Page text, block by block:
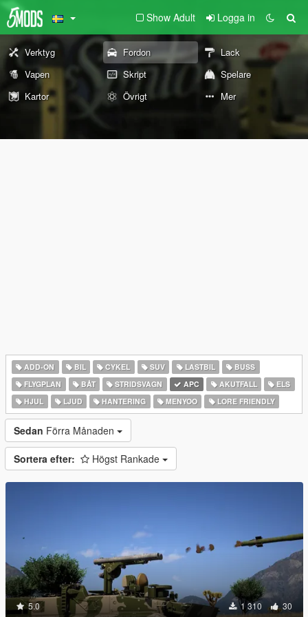
Show Adult Logga in
Verktyg Fordon
Lack
Vapen
Skript
Spelare
Kartor
Övrigt Mer
ADD-ON BIL CYKEL SUV LASTBIL
BUSS
FLYGPLAN
BÅT STRIDSVAGN APC AKUTFALL
ELS
HJUL
LJUD HANTERING MENYOO LORE FRIENDLY
Sedan Förra Månaden
Sortera efter: Högst Rankade
5.0 1 310 30